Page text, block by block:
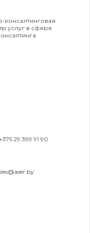
консалтинговая
услуг в сфере
+375 29 399 91 90